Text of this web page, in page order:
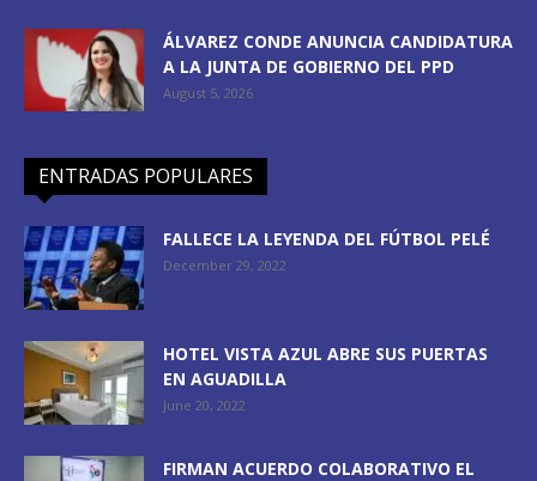
ÁLVAREZ CONDE ANUNCIA CANDIDATURA
A LA JUNTA DE GOBIERNO DEL PPD
August 5, 2026
ENTRADAS POPULARES
FALLECE LA LEYENDA DEL FÚTBOL PELÉ
December 29, 2022
HOTEL VISTA AZUL ABRE SUS PUERTAS
EN AGUADILLA
June 20, 2022
FIRMAN ACUERDO COLABORATIVO EL